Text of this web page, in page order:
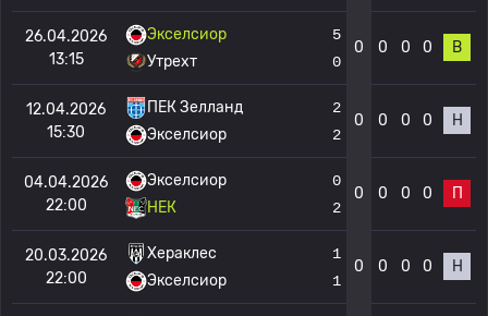
26.04.2026
13:15
Экселсиор
Утрехт
5
0
0 0 0 0 В
12.04.2026
15:30
ПЕК Зелланд
Экселсиор
2
2
0 0 0 0 Н
04.04.2026
22:00
Экселсиор
НЕК
0
2
0 0 0 0 П
20.03.2026
22:00
Хераклес
Экселсиор
1
1
0 0 0 0 Н